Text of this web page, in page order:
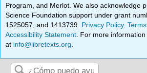
Program, and Merlot. We also acknowledge
Science Foundation support under grant
1525057, and 1413739. Privacy Policy.
Accessibility Statement . For more
at info@libretexts.org